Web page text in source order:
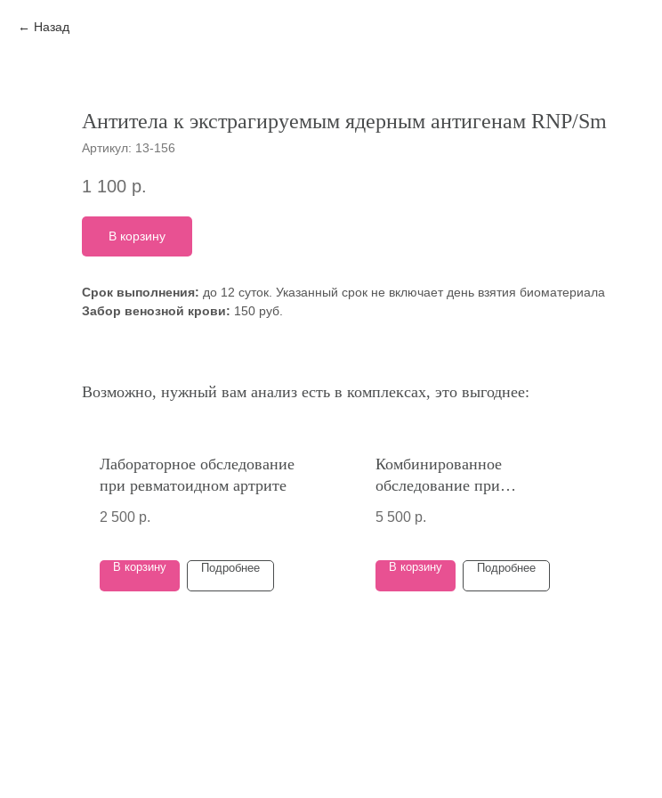
Назад
Антитела к экстрагируемым ядерным антигенам RNP/Sm
Артикул: 13-156
1 100 р.
В корзину
Срок выполнения: до 12 суток. Указанный срок не включает день взятия биоматериала
Забор венозной крови: 150 руб.
Возможно, нужный вам анализ есть в комплексах, это выгоднее:
Лабораторное обследование
при ревматоидном артрите
2 500 р.
В корзину Подробнее
Комбинированное
обследование при
воспалительных
заболеваниях кишечника
5 500 р.
В корзину Подробнее